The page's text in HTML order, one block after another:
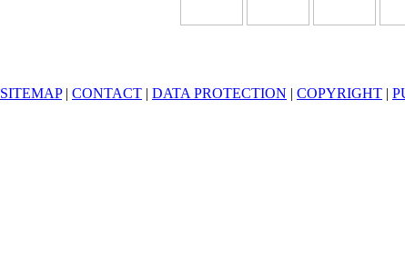
SITEMAP| CONTACT | DATA PROTECTION | COPYRIGHT |